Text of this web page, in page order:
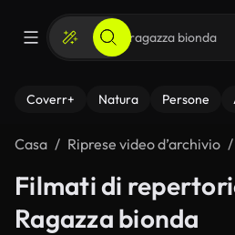
Coverr+ Natura Persone
Casa Riprese video d’archivio
Filmati di
Ragazza bionda